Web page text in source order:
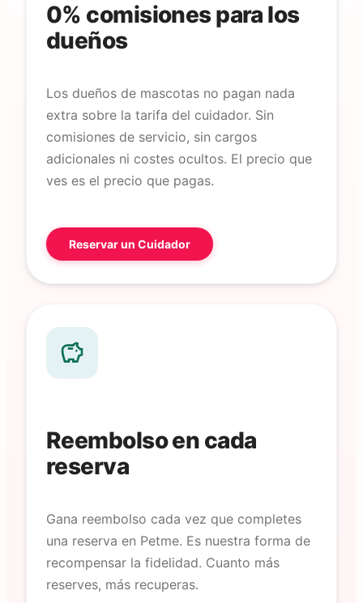
0% comisiones para los
dueños
Los dueños de mascotas no pagan nada
extra sobre la tarifa del cuidador. Sin
comisiones de servicio, sin cargos
adicionales ni costes ocultos. El precio que
ves es el precio que pagas.
Reservar un Cuidador
Reembolso en cada
reserva
Gana reembolso cada vez que completes
una reserva en Petme. Es nuestra forma de
recompensar la fidelidad. Cuanto más
reserves, más recuperas.